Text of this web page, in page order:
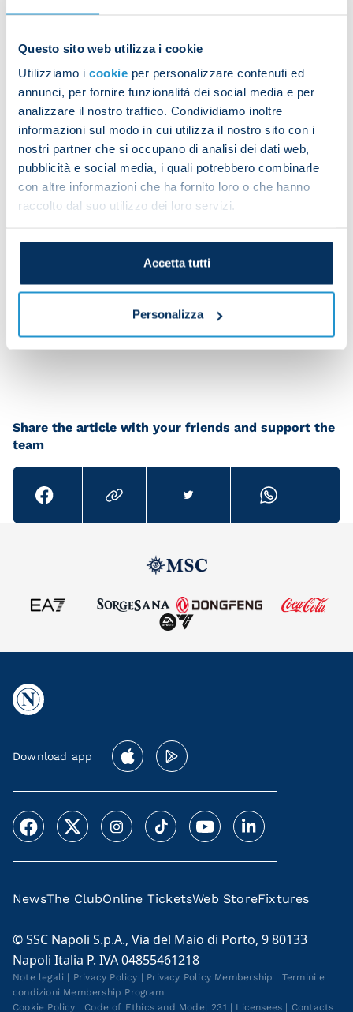
Questo sito web utilizza i cookie
Utilizziamo i cookie per personalizzare contenuti ed
annunci, per fornire funzionalità dei social media e per
analizzare il nostro traffico. Condividiamo inoltre
informazioni sul modo in cui utilizza il nostro sito con i
nostri partner che si occupano di analisi dei dati web,
pubblicità e social media, i quali potrebbero combinarle
con altre informazioni che ha fornito loro o che hanno
raccolto dal suo utilizzo dei loro servizi.
Accetta tutti
Personalizza
The day's work was rounded off with a mini-match.
Stanislav Lobotka and Diego Demme did aerobic
work on the pitch while Salvatore Sirigu trained
separately in the gym and Amir Rrahmani did
personalised work on the pitch.
Izmir Italian consul Valerio Giorgio dropped by to
pay the team a visit.
Share the article with your friends and support the
team
Download app
NewsThe ClubOnline TicketsWeb StoreFixtures
© SSC Napoli S.p.A., Via del Maio di Porto, 9 80133
Napoli Italia P. IVA 04855461218
Note legali Privacy Policy Privacy Policy Membership
Termini e
condizioni Membership Program
Cookie Policy
Code of Ethics and Model 231 Licensees Contacts